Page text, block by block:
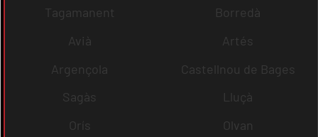
Tagamanent
Borredà
Avià
Artés
Argençola
Castellnou de Bages
Sagàs
Lluçà
Orís
Olvan